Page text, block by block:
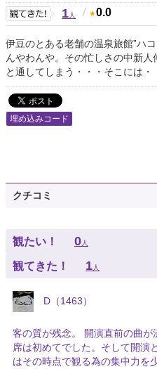
1人 / 0.0
伊豆のとある老舗の温泉旅館”ハ
んやわんや。その忙しさの中新
と通してしまう・・・そこには・
埋め込みコード
クチコミ
観たい！ 0人
観てきた！ 1人
D（1463）
客の質が残念。 開演直前の曲
席は初めてでした。そして開演
はその時点で観る為の集中力を